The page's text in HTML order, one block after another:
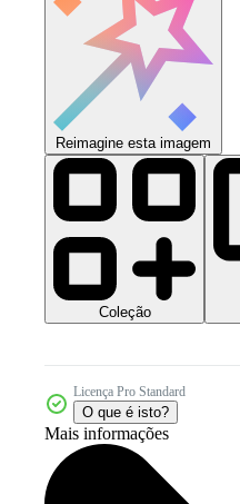
Reimagine esta imagem
Coleção
Licença Pro Standard
O que é isto?
Mais informações